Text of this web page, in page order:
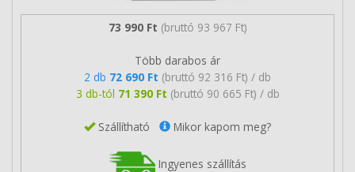
73 990 Ft (bruttó 93 967 Ft)
Több darabos ár
2 db 72 690 Ft (bruttó 92 316 Ft) / db
3 db-tól 71 390 Ft (bruttó 90 665 Ft) / db
Szállítható Mikor kapom meg?
Ingyenes szállítás